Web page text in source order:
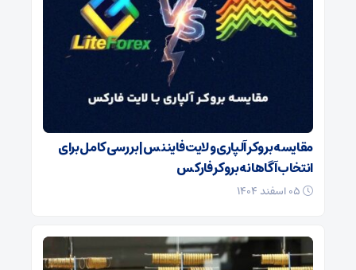
مقایسه بروکر آلپاری و لایت فایننس | بررسی کامل برای
انتخاب آگاهانه بروکر فارکس